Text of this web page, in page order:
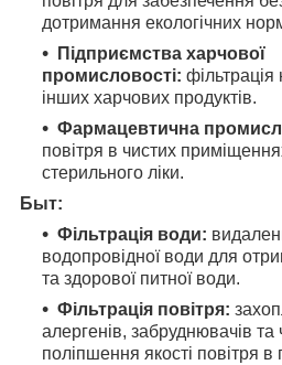
дотримання екологічних
Підприємства харчової
промисловості: фільтрація
інших харчових продуктів.
Фармацевтична
повітря в чистих
стерильного ліки.
Быт:
Фільтрація води:
водопровідної води для
та здорової питної води.
Фільтрація повітря:
алергенів, забруднювачів
поліпшення якості повітря